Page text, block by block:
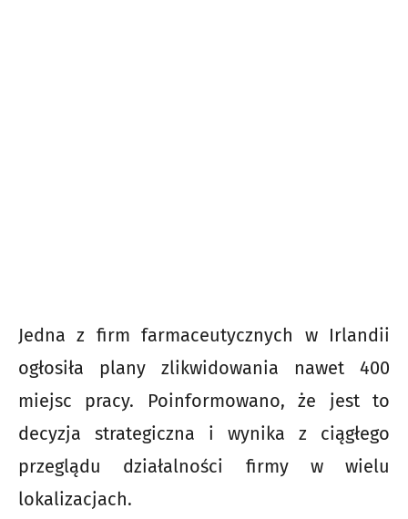
Jedna z firm farmaceutycznych w Irlandii
ogłosiła plany zlikwidowania nawet 400
miejsc pracy. Poinformowano, że ​​jest to
decyzja strategiczna i wynika z ciągłego
przeglądu działalności firmy w wielu
lokalizacjach.